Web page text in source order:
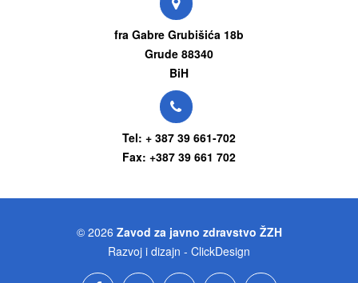
fra Gabre Grubišića 18b
Grude 88340
BiH
Tel: + 387 39 661-702
Fax: +387 39 661 702
© 2026 Zavod za javno zdravstvo ŽZH
Razvoj i dizajn - ClickDesign